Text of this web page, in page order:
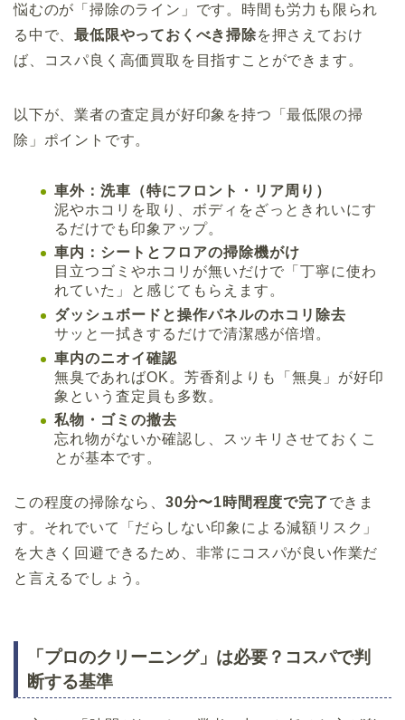
悩むのが「掃除のライン」です。時間も労力も限られ
る中で、最低限やっておくべき掃除を押さえておけ
ば、コスパ良く高価買取を目指すことができます。
以下が、業者の査定員が好印象を持つ「最低限の掃
除」ポイントです。
車外：洗車（特にフロント・リア周り）
泥やホコリを取り、ボディをざっときれいにす
るだけでも印象アップ。
車内：シートとフロアの掃除機がけ
目立つゴミやホコリが無いだけで「丁寧に使わ
れていた」と感じてもらえます。
ダッシュボードと操作パネルのホコリ除去
サッと一拭きするだけで清潔感が倍増。
車内のニオイ確認
無臭であればOK。芳香剤よりも「無臭」が好印
象という査定員も多数。
私物・ゴミの撤去
忘れ物がないか確認し、スッキリさせておくこ
とが基本です。
この程度の掃除なら、 30分〜1時間程度で完了できま
す。それでいて「だらしない印象による減額リスク」
を大きく回避できるため、非常にコスパが良い作業だ
と言えるでしょう。
「プロのクリーニング」は必要？コスパで判
断する基準